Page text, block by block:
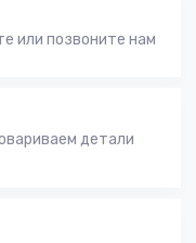
или позвоните нам
детали